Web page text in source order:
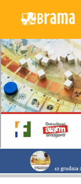
12 grudnia